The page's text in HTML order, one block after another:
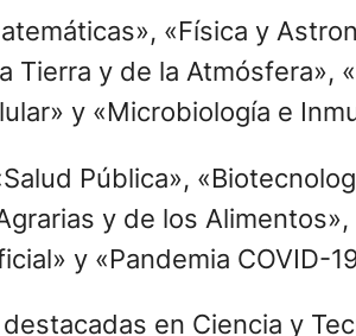
«Física y
Tierra y de la Atmósfera»,
y «Microbiología e
Pública»,
y de los
y «Pandemia COVID-